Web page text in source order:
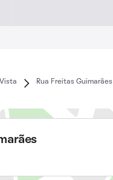
Rua Freitas Guimarães